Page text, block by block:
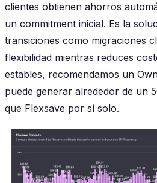
clientes obtienen ahorros
un commitment inicial. Es la
transiciones como migraciones
flexibilidad mientras reduces
estables, recomendamos un
puede generar alrededor de un
que Flexsave por sí solo.